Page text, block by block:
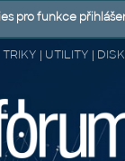
| UTILITY |
pro funkce